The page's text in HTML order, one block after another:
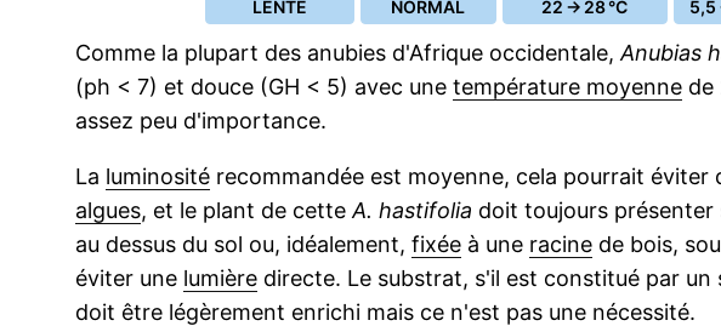
LENTE
NORMAL
22 → 28 °C
5,5
Comme la plupart des anubies d'Afrique occidentale, Anubias
(ph < 7) et douce (GH < 5) avec une température moyenne de
assez peu d'importance.
La luminosité recommandée est moyenne, cela pourrait éviter
algues, et le plant de cette A. hastifolia doit toujours
au dessus du sol ou, idéalement, fixée à une racine de bois,
éviter une lumière directe. Le substrat, s'il est constitué par un
doit être légèrement enrichi mais ce n'est pas une nécessité.